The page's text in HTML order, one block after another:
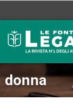
donna